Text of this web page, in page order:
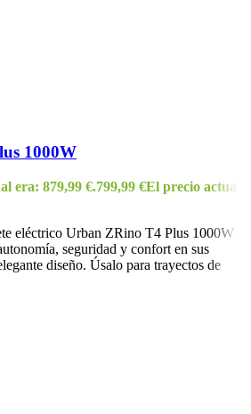
1000W
era: 879,99 €.799,99 €El precio actual
eléctrico Urban ZRino T4 Plus 1000W
seguridad y confort en sus
diseño. Úsalo para trayectos de